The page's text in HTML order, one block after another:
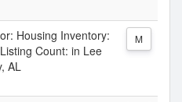
Housing Inventory:
Count: in Lee
AL
M